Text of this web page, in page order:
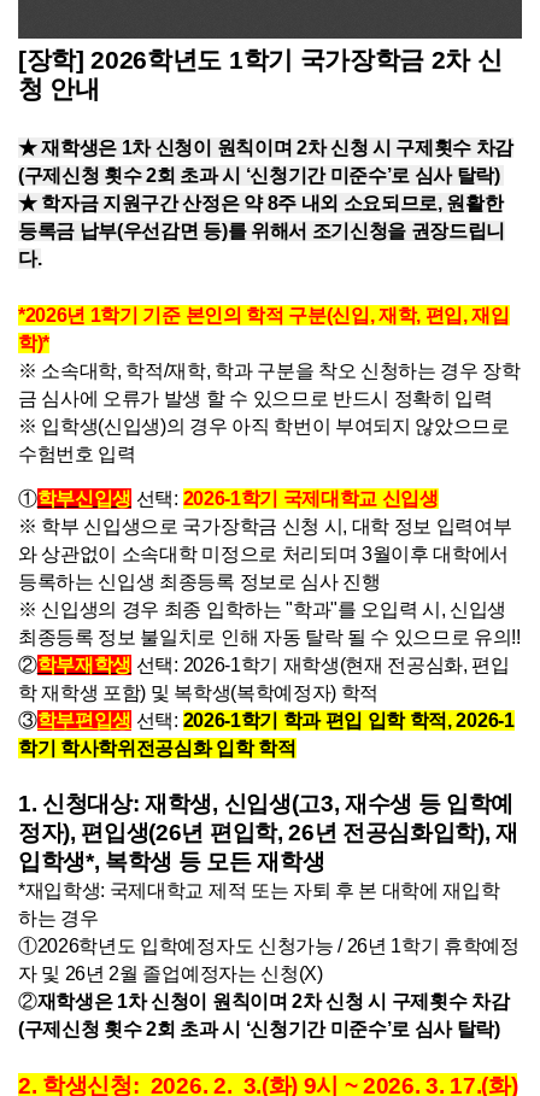
[장학] 2026학년도 1학기 국가장학금 2차 신
청 안내
★ 재학생은 1차 신청이 원칙이며 2차 신청 시 구제횟수 차감
(구제신청 횟수 2회 초과 시 ‘신청기간 미준수’로 심사 탈락)
★ 학자금 지원구간 산정은 약 8주 내외 소요되므로, 원활한
등록금 납부(우선감면 등)를 위해서 조기신청을 권장드립니
다.
*2026년 1학기 기준 본인의 학적 구분(신입, 재학, 편입, 재입
학)*
※ 소속대학, 학적/재학, 학과 구분을 착오 신청하는 경우 장학
금 심사에 오류가 발생 할 수 있으므로 반드시 정확히 입력
※ 입학생(신입생)의 경우 아직 학번이 부여되지 않았으므로
수험번호 입력
①학부신입생 선택: 2026-1학기 국제대학교 신입생
※ 학부 신입생으로 국가장학금 신청 시, 대학 정보 입력여부
와 상관없이 소속대학 미정으로 처리되며 3월이후 대학에서
등록하는 신입생 최종등록 정보로 심사 진행
※ 신입생의 경우 최종 입학하는 "학과"를 오입력 시, 신입생
최종등록 정보 불일치로 인해 자동 탈락 될 수 있으므로 유의!!
②학부재학생 선택: 2026-1학기 재학생(현재 전공심화, 편입
학 재학생 포함) 및 복학생(복학예정자)학적
③학부편입생 선택: 2026-1학기 학과 편입 입학 학적 , 2026-1
학기 학사학위전공심화 입학 학적
1. 신청대상: 재학생, 신입생(고3, 재수생 등 입학예
정자), 편입생(26년 편입학, 26년 전공심화입학), 재
입학생*, 복학생 등 모든 재학생
*재입학생: 국제대학교 제적 또는 자퇴 후 본 대학에 재입학
하는 경우
①2026학년도 입학예정자도 신청가능 / 26년 1학기 휴학예정
자 및 26년 2월 졸업예정자는 신청(X)
②재학생은 1차 신청이 원칙이며 2차 신청 시 구제횟수 차감
(구제신청 횟수 2회 초과 시 ‘신청기간 미준수’로 심사 탈락)
2. 학생신청: 2026. 2. 3.(화) 9시 ~ 2026. 3. 17.(화)